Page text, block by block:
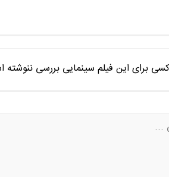
برای این فیلم سینمایی بررسی